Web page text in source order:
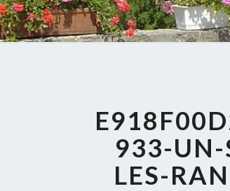
933-UN-
LES-